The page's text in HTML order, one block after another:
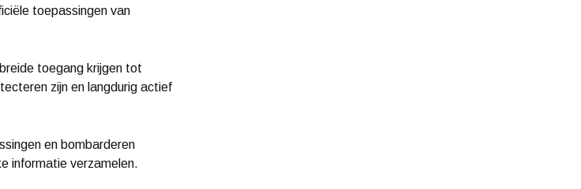
toepassingen van
toegang krijgen tot
zijn en langdurig actief
en bombarderen
informatie verzamelen.